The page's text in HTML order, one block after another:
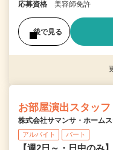
応募資格 美容師免許
後で見る
お部屋演出スタッフ
株式会社サマンサ・ホーム
アルバイト パート
【週2日～・日中の